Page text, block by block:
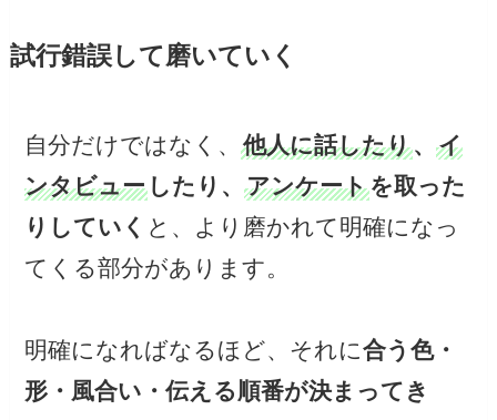
試行錯誤して磨いていく
自分だけではなく、 他人に話したり、イ
ンタビュー したり、アンケートを取った
りしていく と、より磨かれて明確になっ
てくる部分があります。
明確になればなるほど、それに合う色・
形・風合い・伝える順番が決まってき